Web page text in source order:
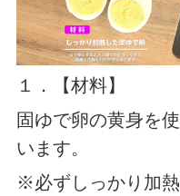
１．【材料】
固ゆで卵の黄身を使
います。
※必ずしっかり加熱